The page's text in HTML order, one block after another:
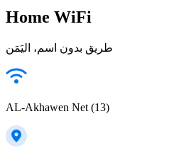
Home WiFi
طريق بدون اسم، اليَمَن
AL-Akhawen Net (13)